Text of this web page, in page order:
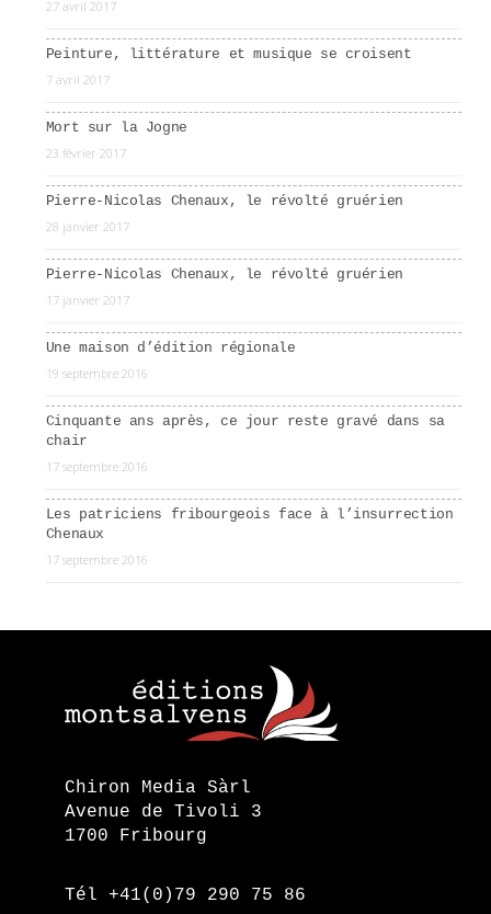
27 avril 2017
Peinture, littérature et musique se croisent
7 avril 2017
Mort sur la Jogne
23 février 2017
Pierre-Nicolas Chenaux, le révolté gruérien
28 janvier 2017
Pierre-Nicolas Chenaux, le révolté gruérien
17 janvier 2017
Une maison d’édition régionale
19 septembre 2016
Cinquante ans après, ce jour reste gravé dans sa
chair
17 septembre 2016
Les patriciens fribourgeois face à l’insurrection
Chenaux
17 septembre 2016
Chiron Media Sàrl
Avenue de Tivoli 3
1700 Fribourg
Tél +41(0)79 290 75 86